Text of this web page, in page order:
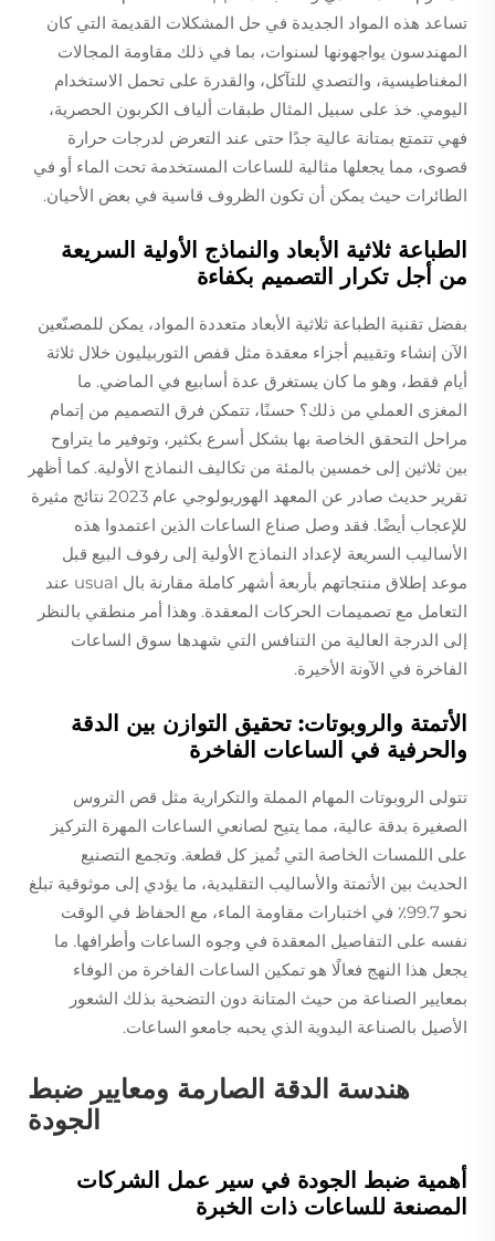
تساعد هذه المواد الجديدة في حل المشكلات القديمة التي كان
المهندسون يواجهونها لسنوات، بما في ذلك مقاومة المجالات
المغناطيسية، والتصدي للتآكل، والقدرة على تحمل الاستخدام
اليومي. خذ على سبيل المثال طبقات ألياف الكربون الحصرية،
فهي تتمتع بمتانة عالية جدًا حتى عند التعرض لدرجات حرارة
قصوى، مما يجعلها مثالية للساعات المستخدمة تحت الماء أو في
الطائرات حيث يمكن أن تكون الظروف قاسية في بعض الأحيان.
الطباعة ثلاثية الأبعاد والنماذج الأولية السريعة
من أجل تكرار التصميم بكفاءة
بفضل تقنية الطباعة ثلاثية الأبعاد متعددة المواد، يمكن للمصنّعين
الآن إنشاء وتقييم أجزاء معقدة مثل قفص التوربيليون خلال ثلاثة
أيام فقط، وهو ما كان يستغرق عدة أسابيع في الماضي. ما
المغزى العملي من ذلك؟ حسنًا، تتمكن فرق التصميم من إتمام
مراحل التحقق الخاصة بها بشكل أسرع بكثير، وتوفير ما يتراوح
بين ثلاثين إلى خمسين بالمئة من تكاليف النماذج الأولية. كما أظهر
تقرير حديث صادر عن المعهد الهوريولوجي عام 2023 نتائج مثيرة
للإعجاب أيضًا. فقد وصل صناع الساعات الذين اعتمدوا هذه
الأساليب السريعة لإعداد النماذج الأولية إلى رفوف البيع قبل
موعد إطلاق منتجاتهم بأربعة أشهر كاملة مقارنة بال usual عند
التعامل مع تصميمات الحركات المعقدة. وهذا أمر منطقي بالنظر
إلى الدرجة العالية من التنافس التي شهدها سوق الساعات
الفاخرة في الآونة الأخيرة.
الأتمتة والروبوتات: تحقيق التوازن بين الدقة
والحرفية في الساعات الفاخرة
تتولى الروبوتات المهام المملة والتكرارية مثل قص التروس
الصغيرة بدقة عالية، مما يتيح لصانعي الساعات المهرة التركيز
على اللمسات الخاصة التي تُميز كل قطعة. وتجمع التصنيع
الحديث بين الأتمتة والأساليب التقليدية، ما يؤدي إلى موثوقية تبلغ
نحو 99.7٪ في اختبارات مقاومة الماء، مع الحفاظ في الوقت
نفسه على التفاصيل المعقدة في وجوه الساعات وأطرافها. ما
يجعل هذا النهج فعالًا هو تمكين الساعات الفاخرة من الوفاء
بمعايير الصناعة من حيث المتانة دون التضحية بذلك الشعور
الأصيل بالصناعة اليدوية الذي يحبه جامعو الساعات.
هندسة الدقة الصارمة ومعايير ضبط
الجودة
أهمية ضبط الجودة في سير عمل الشركات
المصنعة للساعات ذات الخبرة